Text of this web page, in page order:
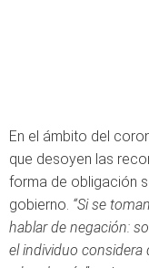
En el ámbito del
que desoyen las
forma de obligación
gobierno. “Si se
hablar de negación:
el individuo considera